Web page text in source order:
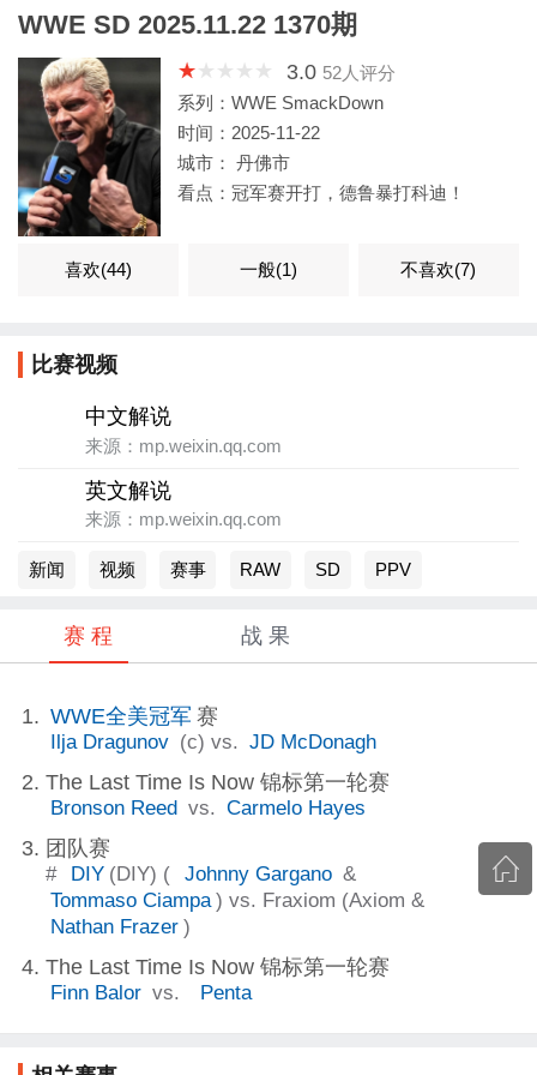
WWE SD 2025.11.22 1370期
3.0 52人评分
系列：WWE SmackDown
时间：2025-11-22
城市： 丹佛市
看点：冠军赛开打，德鲁暴打科迪！
喜欢(44) 一般(1) 不喜欢(7)
比赛视频
中文解说
来源：mp.weixin.qq.com
英文解说
来源：mp.weixin.qq.com
新闻 视频 赛事 RAW SD PPV
赛 程 战 果
WWE全美冠军 赛
Ilja Dragunov (c) vs. JD McDonagh
The Last Time Is Now 锦标第一轮赛
Bronson Reed vs. Carmelo Hayes
团队赛
# DIY (DIY) ( Johnny Gargano &
Tommaso Ciampa ) vs. Fraxiom (Axiom &
Nathan Frazer )
The Last Time Is Now 锦标第一轮赛
Finn Balor vs. Penta